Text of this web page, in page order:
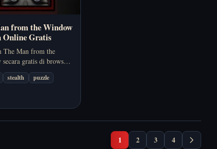
from the Window
Gratis
The Man from the
gratis di browser.
from the Window
horor survival
naik.
stealth puzzle
1 2 3 4